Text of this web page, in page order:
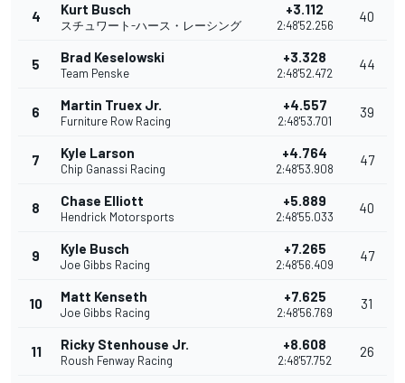
4 Kurt Busch
スチュワート-ハース・レーシング
+3.112
2:48'52.256
40
5 Brad Keselowski
Team Penske
+3.328
2:48'52.472
44
6 Martin Truex Jr.
Furniture Row Racing
+4.557
2:48'53.701
39
7 Kyle Larson
Chip Ganassi Racing
+4.764
2:48'53.908
47
8 Chase Elliott
Hendrick Motorsports
+5.889
2:48'55.033
40
9 Kyle Busch
Joe Gibbs Racing
+7.265
2:48'56.409
47
10 Matt Kenseth
Joe Gibbs Racing
+7.625
2:48'56.769
31
11 Ricky Stenhouse Jr.
Roush Fenway Racing
+8.608
2:48'57.752
26